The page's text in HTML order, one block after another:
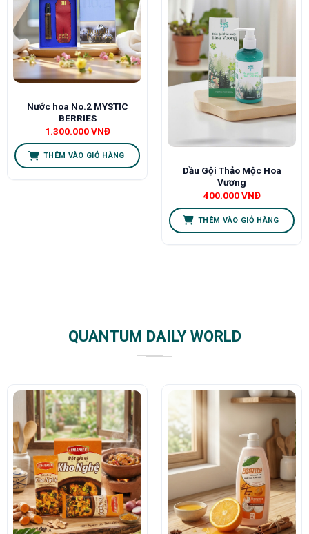
Nước hoa No.2 MYSTIC
BERRIES
1.300.000VNĐ
THÊM VÀO GIỎ HÀNG
Dầu Gội Thảo Mộc Hoa
Vương
400.000VNĐ
THÊM VÀO GIỎ HÀNG
QUANTUM DAILY WORLD